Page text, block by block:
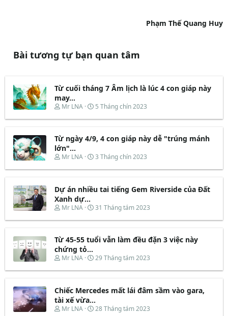
Phạm Thế Quang Huy
Bài tương tự bạn quan tâm
Từ cuối tháng 7 Âm lịch là lúc 4 con giáp này
may...
T
r
a
d
s
a
t
e
r
Mr LNA
N
à
b
t
ầ
5 Tháng chín 2023
Từ ngày 4/9, 4 con giáp này dễ "trúng mánh
lớn"...
T
r
a
d
s
a
t
e
r
Mr LNA
N
à
b
t
ầ
3 Tháng chín 2023
Dự án nhiều tai tiếng Gem Riverside của Đất
Xanh dự...
T
r
a
d
s
a
t
e
r
Mr LNA
N
à
b
t
ầ
31 Tháng tám 2023
Từ 45-55 tuổi vẫn làm đều đặn 3 việc này
chứng tỏ...
T
r
a
d
s
Mr LNA
N
à
b
t
29 Tháng tám 2023
Chiếc Mercedes mất lái đâm sầm vào gara,
tài xế vừa...
T
Mr LNA
N
28 Tháng tám 2023